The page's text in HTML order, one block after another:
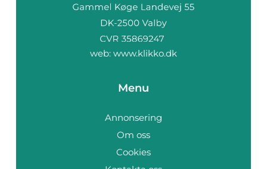
web: www.klikko.dk
Menu
Annonsering
Om oss
Cookies